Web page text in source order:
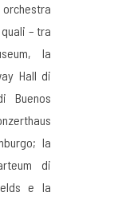
– tra
la
Hall di
Buenos
la
di
e la